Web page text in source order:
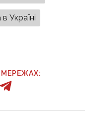
в Україні